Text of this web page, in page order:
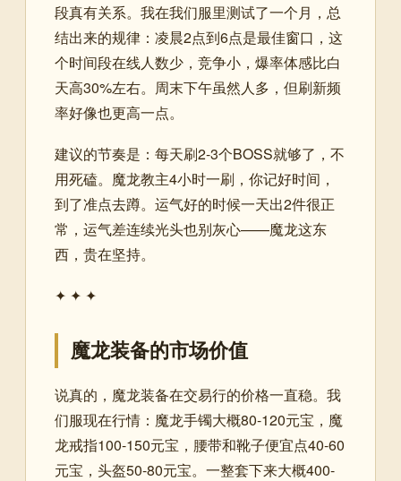
段真有关系。我在我们服里测试了一个月，总
结出来的规律：凌晨2点到6点是最佳窗口，这
个时间段在线人数少，竞争小，爆率体感比白
天高30%左右。周末下午虽然人多，但刷新频
率好像也更高一点。
建议的节奏是：每天刷2-3个BOSS就够了，不
用死磕。魔龙教主4小时一刷，你记好时间，
到了准点去蹲。运气好的时候一天出2件很正
常，运气差连续光头也别灰心——魔龙这东
西，贵在坚持。
✦ ✦ ✦
魔龙装备的市场价值
说真的，魔龙装备在交易行的价格一直稳。我
们服现在行情：魔龙手镯大概80-120元宝，魔
龙戒指100-150元宝，腰带和靴子便宜点40-60
元宝，头盔50-80元宝。一整套下来大概400-